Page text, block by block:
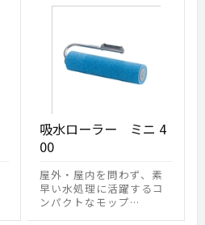
吸水ローラー ミニ 4
00
屋外・屋内を問わず、素
早い水処理に活躍するコ
ンパクトなモップ…